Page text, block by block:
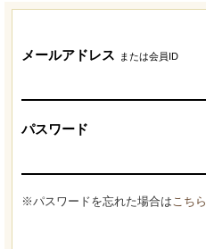
メールアドレス または会員ID
パスワード
※パスワードを忘れた場合はこちら